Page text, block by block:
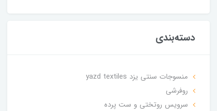
دسته‌بندی
منسوجات سنتی یزد yazd textiles
روفرشی
سرویس روتختی و ست پرده